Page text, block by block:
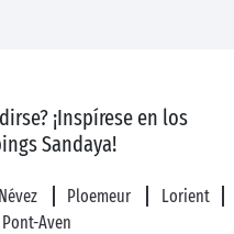
¡Inspírese en los
Sandaya!
Névez Ploemeur
Lorient
Pont-Aven